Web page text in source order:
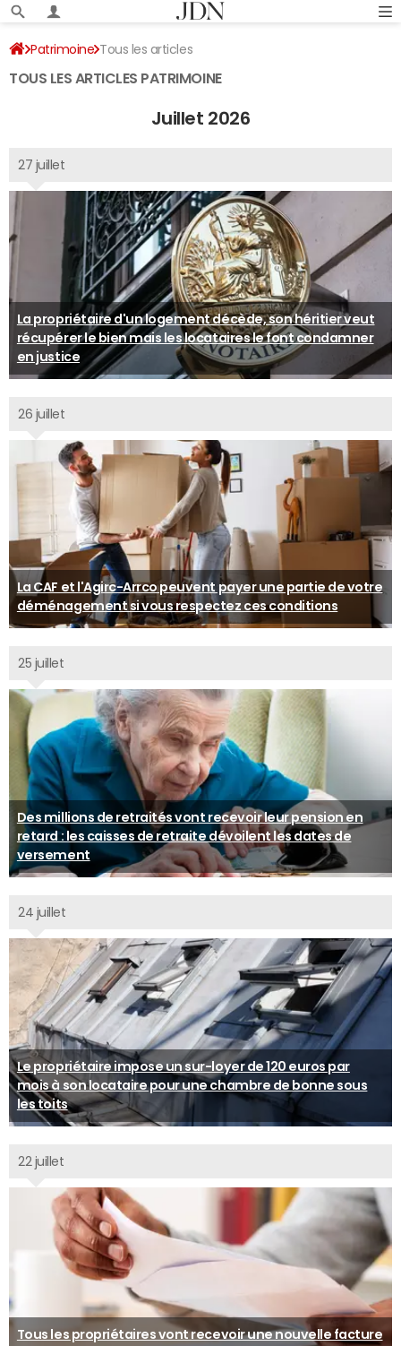
Patrimoine Tous les articles
TOUS LES ARTICLES PATRIMOINE
Juillet 2026
27 juillet
La propriétaire d'un logement décède, son héritier veut
récupérer le bien mais les locataires le font condamner
en justice
26 juillet
La CAF et l'Agirc-Arrco peuvent payer une partie de votre
déménagement si vous respectez ces conditions
25 juillet
Des millions de retraités vont recevoir leur pension en
retard : les caisses de retraite dévoilent les dates de
versement
24 juillet
Le propriétaire impose un sur-loyer de 120 euros par
mois à son locataire pour une chambre de bonne sous
les toits
22 juillet
Tous les propriétaires vont recevoir une nouvelle facture